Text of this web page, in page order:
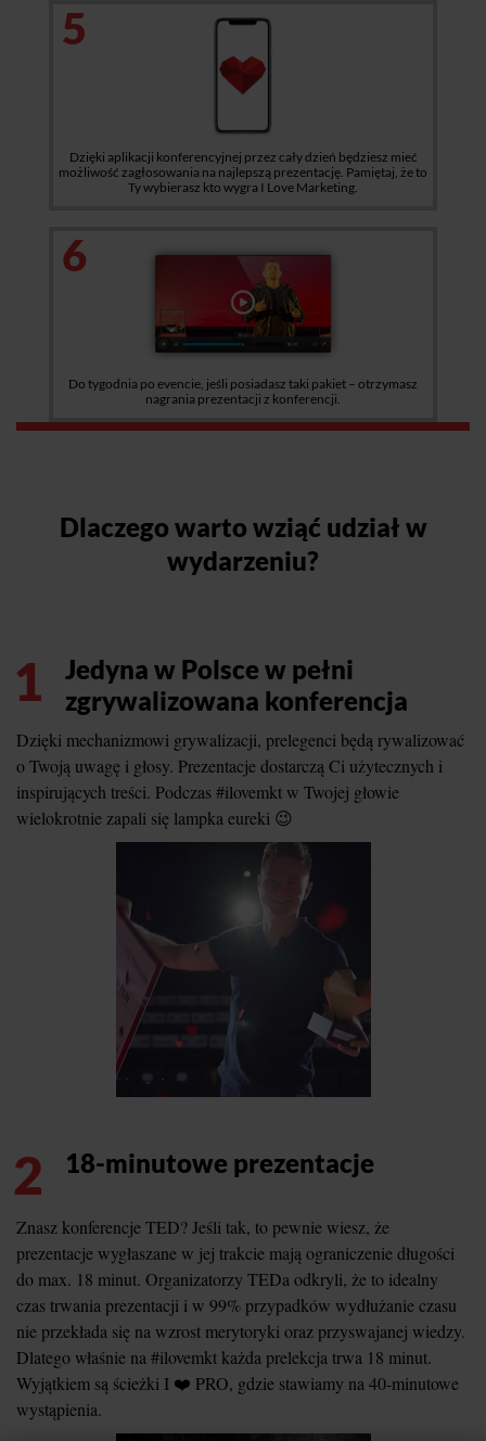
5
Dzięki aplikacji konferencyjnej przez cały dzień będziesz mieć
możliwość zagłosowania na najlepszą prezentację. Pamiętaj, że to
Ty wybierasz kto wygra I Love Marketing.
6
Do tygodnia po evencie, jeśli posiadasz taki pakiet – otrzymasz
nagrania prezentacji z konferencji.
Dlaczego warto wziąć udział w
wydarzeniu?
1
Jedyna w Polsce w pełni
zgrywalizowana konferencja
Dzięki mechanizmowi grywalizacji, prelegenci będą rywalizować
o Twoją uwagę i głosy. Prezentacje dostarczą Ci użytecznych i
inspirujących treści. Podczas #ilovemkt w Twojej głowie
wielokrotnie zapali się lampka eureki 😉
2 18-minutowe prezentacje
Znasz konferencje TED? Jeśli tak, to pewnie wiesz, że
prezentacje wygłaszane w jej trakcie mają ograniczenie długości
do max. 18 minut. Organizatorzy TEDa odkryli, że to idealny
czas trwania prezentacji i w 99% przypadków wydłużanie czasu
nie przekłada się na wzrost merytoryki oraz przyswajanej wiedzy.
Dlatego właśnie na #ilovemkt każda prelekcja trwa 18 minut.
Wyjątkiem są ścieżki I ❤️ PRO, gdzie stawiamy na 40-minutowe
wystąpienia.